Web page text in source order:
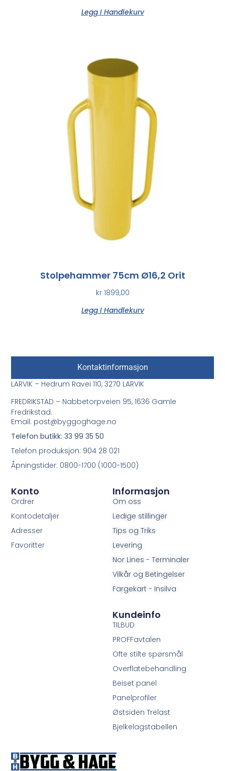
Legg I Handlekurv
Stolpehammer 75cm Ø16,2 Orit
kr1899,00
Legg I Handlekurv
Informasjon
Om oss
Ledige stillinger
Tips og Triks
Levering
Nor Lines - Terminaler
Vilkår og Betingelser
Fargekart - Insilva
Konto
Ordrer
Kontodetaljer
Adresser
Favoritter
Kundeinfo
TILBUD
PROFFavtalen
Ofte stilte spørsmål
Overflatebehandling
Beiset panel
Panelprofiler
Østsiden Trelast
Bjelkelagstabellen
Kontaktinformasjon
LARVIK – Hedrum Ravei 110, 3270 LARVIK
FREDRIKSTAD – Nabbetorpveien 95, 1636 Gamle
Fredrikstad.
Email: post@byggoghage.no
Telefon butikk: 33 99 35 50
Telefon produksjon: 904 28 021
Åpningstider: 0800-1700 (1000-1500)